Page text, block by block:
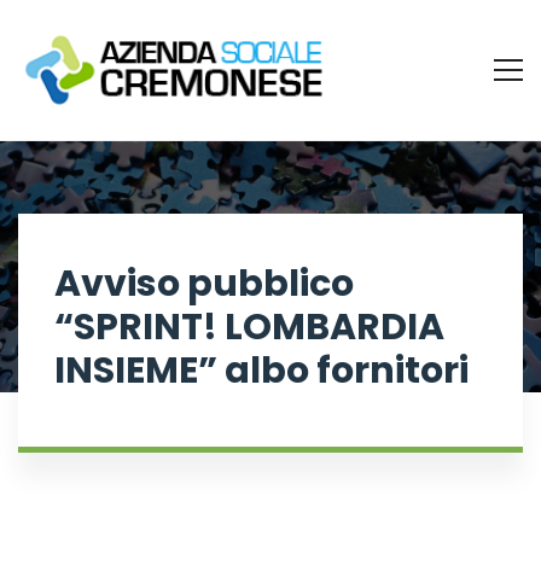
Avviso pubblico
“SPRINT! LOMBARDIA
INSIEME” albo fornitori